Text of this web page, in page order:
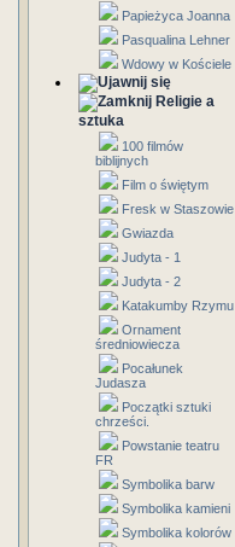
Papieżyca Joanna
Pasqualina Lehner
Wdowy w Kościele
Religie a
sztuka
100 filmów
biblijnych
Film o świętym
Fresk w Staszowie
Gwiazda
Judyta - 1
Judyta - 2
Katakumby Rzymu
Ornament
średniowiecza
Pocałunek
Judasza
Początki sztuki
chrześci.
Powstanie teatru
FR
Symbolika barw
Symbolika kamieni
Symbolika kolorów